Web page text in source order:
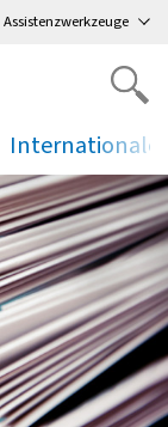
Assistenzwerkzeuge
.